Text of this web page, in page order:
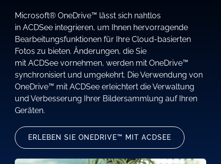
Microsoft® OneDrive™ lässt sich nahtlos
in ACDSee integrieren, um Ihnen hervorragende
Bearbeitungsfunktionen für Ihre Cloud-basierten
Fotos zu bieten. Änderungen, die Sie
mit ACDSee vornehmen, werden mit OneDrive™
synchronisiert und umgekehrt. Die Verwendung von
OneDrive™ mit ACDSee erleichtert die Verwaltung
und Verbesserung Ihrer Bildersammlung auf Ihren
Geräten.
ERLEBEN SIE ONEDRIVE™ MIT ACDSEE